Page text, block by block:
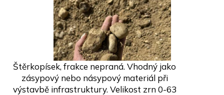
Štěrkopísek, frakce nepraná. Vhodný jako
zásypový nebo násypový materiál při
výstavbě infrastruktury. Velikost zrn 0-63